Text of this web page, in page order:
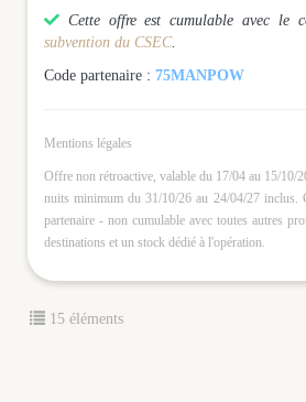
 Cette offre est cumulable avec le
subvention du CSEC.
Code partenaire : 75MANPOW
Mentions légales
Offre non rétroactive, valable du 17/04 au 15/10/
nuits minimum du 31/10/26 au 24/04/27 inclus.
partenaire - non cumulable avec toutes autres
destinations et un stock dédié à l'opération.
15 éléments